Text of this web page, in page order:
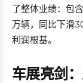
了整体业绩：包
万辆，同比下滑
利润根基。
车展亮剑